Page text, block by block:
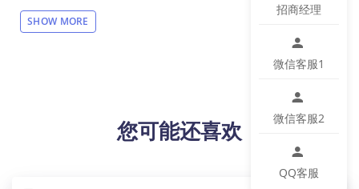
【注意】此产品价格不含运费，仅支持走官方物流（目
前可走USPS、GOFO、
面单）。
客户用表格下单的时候，一定要带上跟踪号再导入订单
到我们网站。请在下单后就上传面单，工厂生产完毕直
【材质说明】100%涤纶。面料克重180g麻。
【产品性能】这款枕套采用优质仿麻布制成，不易变
SHOW MORE
您可能还喜欢
招商经理
微信客服1
微信客服2
QQ客服